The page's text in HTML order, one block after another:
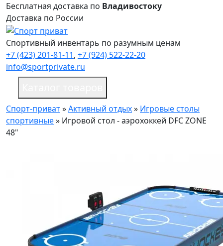
Бесплатная доставка по Владивостоку
Доставка по России
Спортивный инвентарь по разумным ценам
+7 (423) 201-81-11, +7 (924) 522-22-20
info@sportprivate.ru
Спорт-приват»Активный отдых» Игровые столы
спортивные» Игровой стол - аэрохоккей DFC ZONE
48"